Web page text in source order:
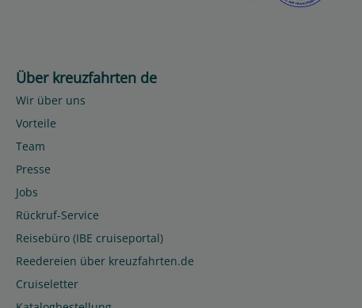
Über kreuzfahrten de
Wir über uns
Vorteile
Team
Presse
Jobs
Rückruf-Service
Reisebüro (IBE cruiseportal)
Reedereien über kreuzfahrten.de
Cruiseletter